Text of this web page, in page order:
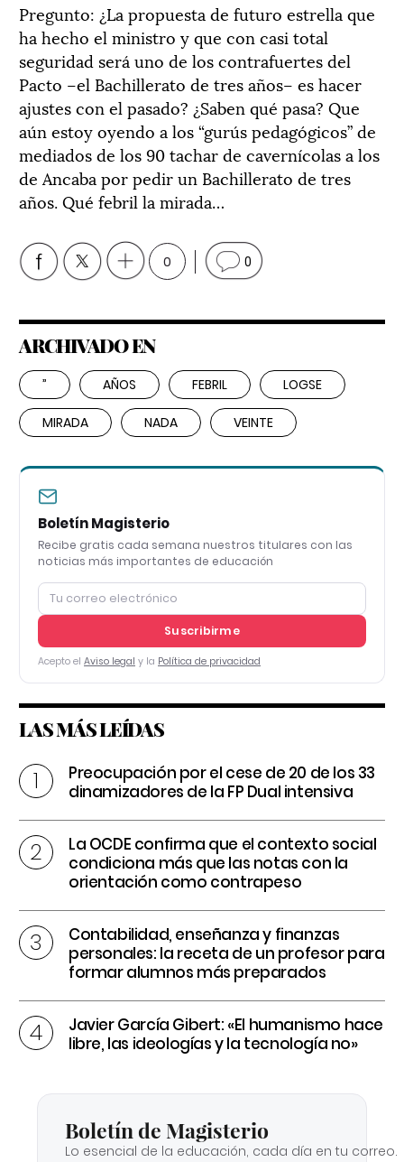
Pregunto: ¿La propuesta de futuro estrella que
ha hecho el ministro y que con casi total
seguridad será uno de los contrafuertes del
Pacto –el Bachillerato de tres años– es hacer
ajustes con el pasado? ¿Saben qué pasa? Que
aún estoy oyendo a los “gurús pedagógicos” de
mediados de los 90 tachar de cavernícolas a los
de Ancaba por pedir un Bachillerato de tres
años. Qué febril la mirada…
0 0
ARCHIVADO EN
” AÑOS FEBRIL LOGSE
MIRADA NADA VEINTE
Boletín Magisterio
Recibe gratis cada semana nuestros titulares con las
noticias más importantes de educación
Suscribirme
Acepto el Aviso legal y la Política de privacidad
LAS MÁS LEÍDAS
Preocupación por el cese de 20 de los 33
dinamizadores de la FP Dual intensiva
La OCDE confirma que el contexto social
condiciona más que las notas con la
orientación como contrapeso
Contabilidad, enseñanza y finanzas
personales: la receta de un profesor para
formar alumnos más preparados
Javier García Gibert: «El humanismo hace
libre, las ideologías y la tecnología no»
Boletín de Magisterio
Lo esencial de la educación, cada día en tu correo.